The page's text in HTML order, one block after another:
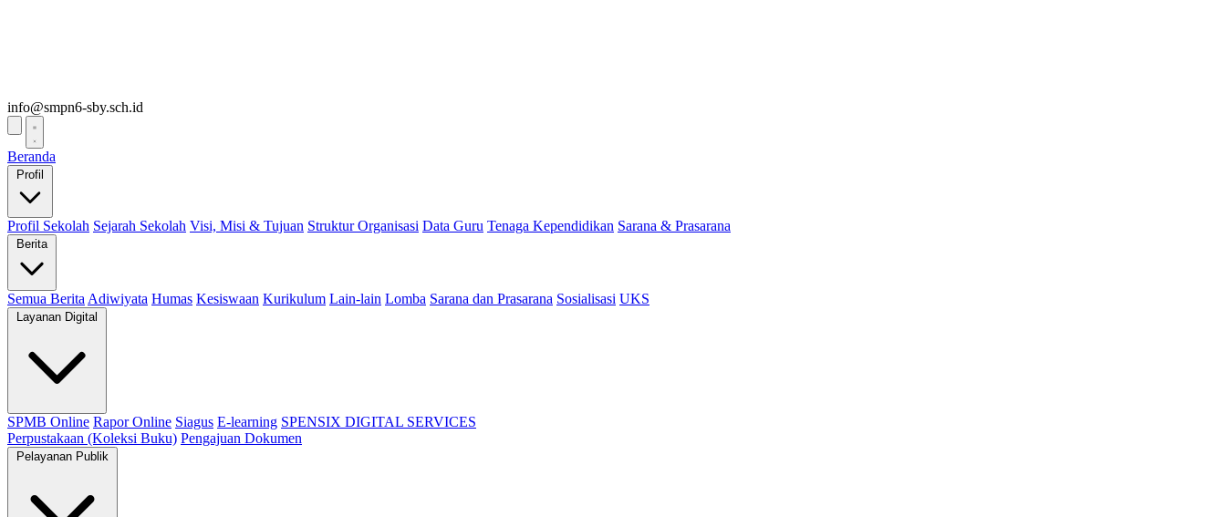
info@smpn6-sby.sch.id
Beranda
Profil
Profil Sekolah Sejarah Sekolah Visi, Misi & Tujuan Struktur Organisasi Data Guru Tenaga Kependidikan Sarana & Prasarana
Berita
Semua Berita Adiwiyata Humas Kesiswaan Kurikulum Lain-lain Lomba Sarana dan Prasarana Sosialisasi UKS
Layanan Digital
SPMB Online Rapor Online Siagus E-learning SPENSIX DIGITAL SERVICES
Perpustakaan (Koleksi Buku) Pengajuan Dokumen
Pelayanan Publik